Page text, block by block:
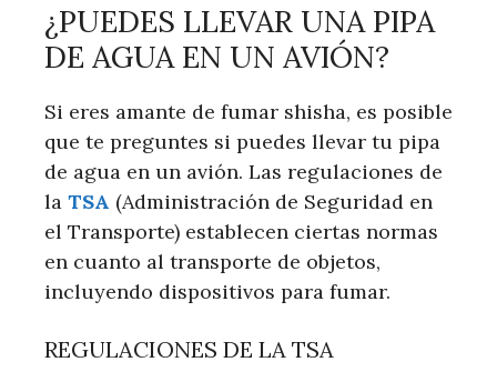
¿PUEDES LLEVAR UNA PIPA
DE AGUA EN UN AVIÓN?
Si eres amante de fumar shisha, es posible
que te preguntes si puedes llevar tu pipa
de agua en un avión. Las regulaciones de
la TSA (Administración de Seguridad en
el Transporte) establecen ciertas normas
en cuanto al transporte de objetos,
incluyendo dispositivos para fumar.
REGULACIONES DE LA TSA